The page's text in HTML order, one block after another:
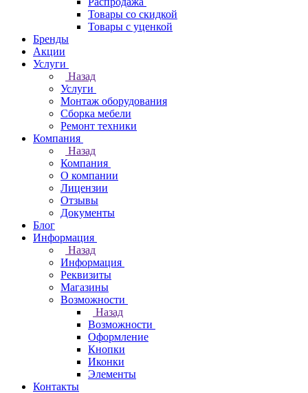
Товары со скидкой
Товары с уценкой
Бренды
Акции
Услуги
Назад
Услуги
Монтаж оборудования
Сборка мебели
Ремонт техники
Компания
Назад
Компания
О компании
Лицензии
Отзывы
Документы
Блог
Информация
Назад
Информация
Реквизиты
Магазины
Возможности
Назад
Возможности
Оформление
Кнопки
Иконки
Элементы
Контакты